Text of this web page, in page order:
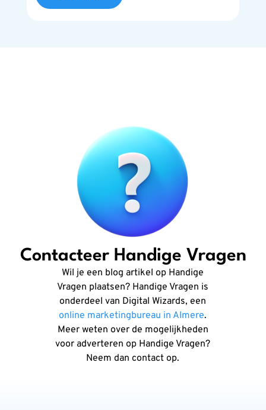
Contacteer Handige Vragen
Wil je een blog artikel op Handige
Vragen plaatsen? Handige Vragen is
onderdeel van Digital Wizards, een
online marketingbureau in Almere.
Meer weten over de mogelijkheden
voor adverteren op Handige Vragen?
Neem dan contact op.